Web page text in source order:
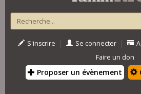
S'inscrire | Se connecter |
Faire un don
Proposer un évènement